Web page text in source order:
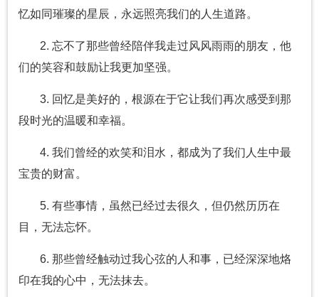
忆如同璀璨的星辰，永远照亮我们的人生道路。
2. 忘不了那些曾经陪伴我走过风风雨雨的朋友，他
们的笑容和鼓励让我更加坚强。
3. 回忆是美好的，根源在于它让我们再次感受到那
段时光的温暖和幸福。
4. 我们曾经的欢笑和泪水，都成为了我们人生中最
宝贵的财富。
5. 有些事情，虽然已经过去很久，但仍然历历在
目，无法忘怀。
6. 那些曾经触动过我心弦的人和事，已经深深地烙
印在我的心中，无法抹去。